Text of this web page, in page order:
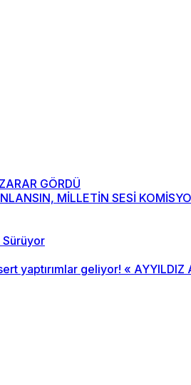
GÖRDÜ
MİLLETİN SESİ
Sürüyor